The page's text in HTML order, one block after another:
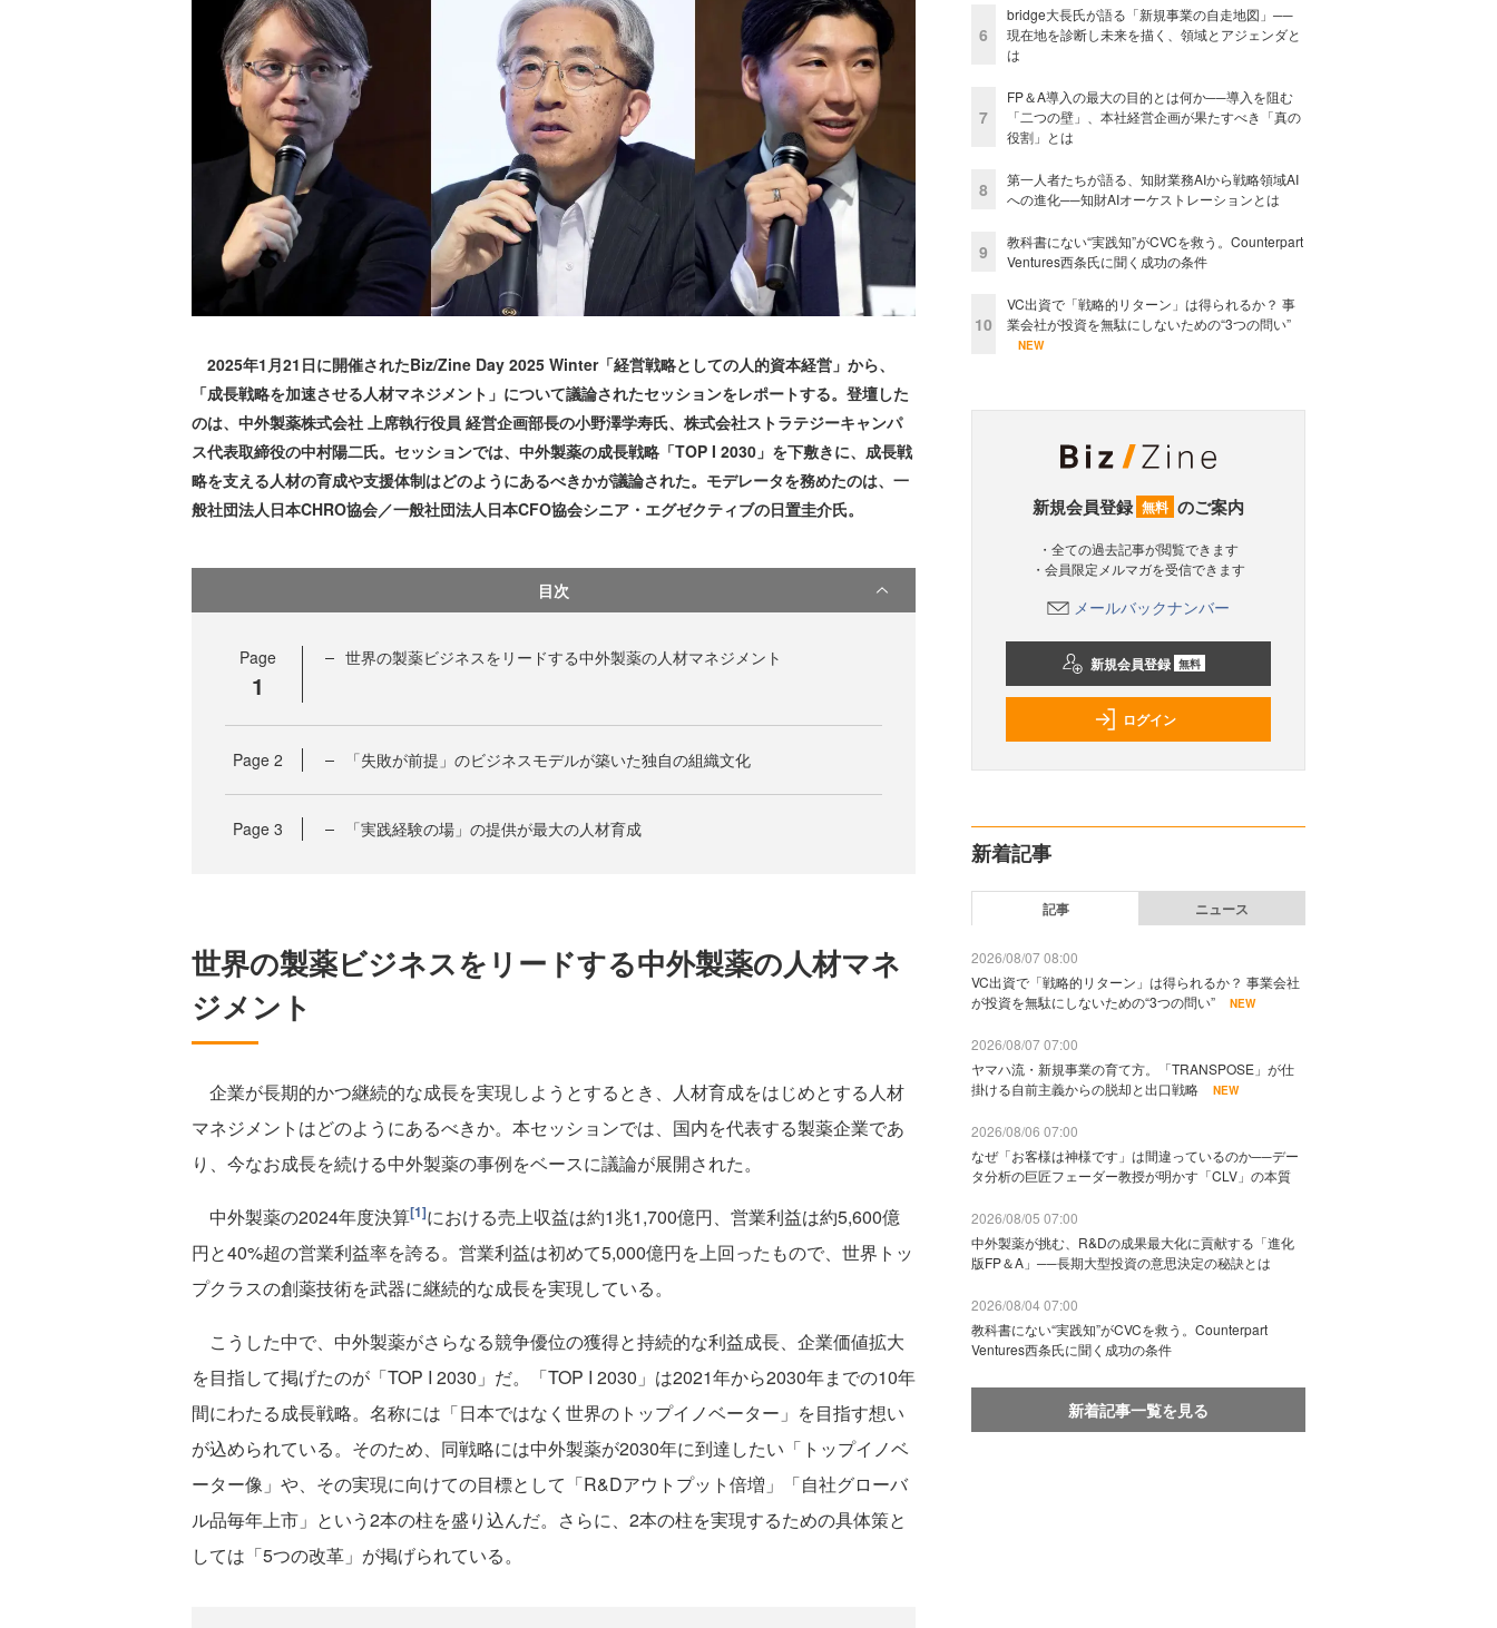
2025年1月21日に開催されたBiz/Zine Day 2025 Winter「経営戦略としての人的資本経営」から、
「成長戦略を加速させる人材マネジメント」について議論されたセッションをレポートする。登壇した
のは、中外製薬株式会社 上席執行役員 経営企画部長の小野澤学寿氏、株式会社ストラテジーキャンパ
ス代表取締役の中村陽二氏。セッションでは、中外製薬の成長戦略「TOP I 2030」を下敷きに、成長戦
略を支える人材の育成や支援体制はどのようにあるべきかが議論された。モデレータを務めたのは、一
般社団法人日本CHRO協会／一般社団法人日本CFO協会シニア・エグゼクティブの日置圭介氏。
目次
Page
1
世界の製薬ビジネスをリードする中外製薬の人材マネジメント
Page 2 「失敗が前提」のビジネスモデルが築いた独自の組織文化
Page 3 「実践経験の場」の提供が最大の人材育成
世界の製薬ビジネスをリードする中外製薬の人材マネ
ジメント
企業が長期的かつ継続的な成長を実現しようとするとき、人材育成をはじめとする人材
マネジメントはどのようにあるべきか。本セッションでは、国内を代表する製薬企業であ
り、今なお成長を続ける中外製薬の事例をベースに議論が展開された。
中外製薬の2024年度決算[1]における売上収益は約1兆1,700億円、営業利益は約5,600億
円と40%超の営業利益率を誇る。営業利益は初めて5,000億円を上回ったもので、世界トッ
プクラスの創薬技術を武器に継続的な成長を実現している。
こうした中で、中外製薬がさらなる競争優位の獲得と持続的な利益成長、企業価値拡大
を目指して掲げたのが「TOP I 2030」だ。「TOP I 2030」は2021年から2030年までの10年
間にわたる成長戦略。名称には「日本ではなく世界のトップイノベーター」を目指す想い
が込められている。そのため、同戦略には中外製薬が2030年に到達したい「トップイノベ
ーター像」や、その実現に向けての目標として「R&Dアウトプット倍増」「自社グローバ
ル品毎年上市」という2本の柱を盛り込んだ。さらに、2本の柱を実現するための具体策と
しては「5つの改革」が掲げられている。
6
bridge大長氏が語る「新規事業の自走地図」──
現在地を診断し未来を描く、領域とアジェンダと
は
7
FP＆A導入の最大の目的とは何か──導入を阻む
「二つの壁」、本社経営企画が果たすべき「真の
役割」とは
8
第一人者たちが語る、知財業務AIから戦略領域AI
への進化──知財AIオーケストレーションとは
9
教科書にない“実践知”がCVCを救う。Counterpart
Ventures西条氏に聞く成功の条件
10
VC出資で「戦略的リターン」は得られるか？ 事
業会社が投資を無駄にしないための“3つの問い”
NEW
新規会員登録 無料 のご案内
・全ての過去記事が閲覧できます
・会員限定メルマガを受信できます
メールバックナンバー
新規会員登録 無料
ログイン
新着記事
記事 ニュース
2026/08/07 08:00
VC出資で「戦略的リターン」は得られるか？ 事業会社
が投資を無駄にしないための“3つの問い”
NEW
2026/08/07 07:00
ヤマハ流・新規事業の育て方。「TRANSPOSE」が仕
掛ける自前主義からの脱却と出口戦略
NEW
2026/08/06 07:00
なぜ「お客様は神様です」は間違っているのか──デー
タ分析の巨匠フェーダー教授が明かす「CLV」の本質
2026/08/05 07:00
中外製薬が挑む、R&Dの成果最大化に貢献する「進化
版FP＆A」──長期大型投資の意思決定の秘訣とは
2026/08/04 07:00
教科書にない“実践知”がCVCを救う。Counterpart
Ventures西条氏に聞く成功の条件
新着記事一覧を見る